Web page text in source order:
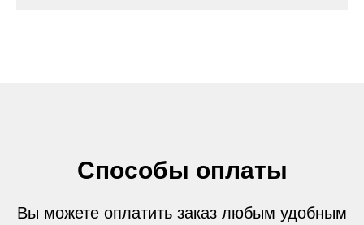
Способы оплаты
Вы можете оплатить заказ любым удобным